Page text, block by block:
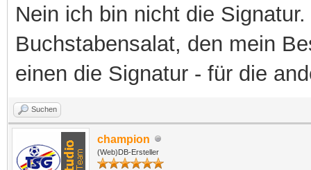
Nein ich bin nicht die
Buchstabensalat, den mein
einen die Signatur - für die
Suchen
champion
(Web)DB-Ersteller